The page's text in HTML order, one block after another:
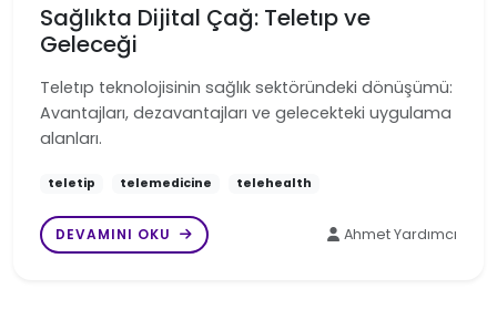
Sağlıkta Dijital Çağ: Teletıp ve
Geleceği
Teletıp teknolojisinin sağlık sektöründeki dönüşümü:
Avantajları, dezavantajları ve gelecekteki uygulama
alanları.
teletip telemedicine telehealth
DEVAMINI OKU Ahmet Yardımcı